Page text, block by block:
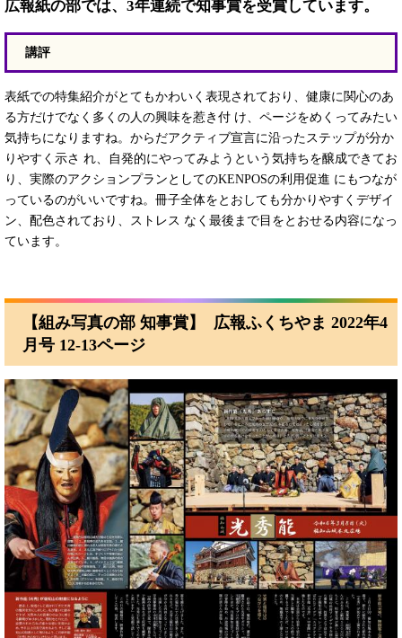
広報紙の部では、3年連続で知事賞を受賞しています。
講評
表紙での特集紹介がとてもかわいく表現されており、健康に関心のあ
る方だけでなく多くの人の興味を惹き付 け、ページをめくってみたい
気持ちになりますね。からだアクティブ宣言に沿ったステップが分か
りやすく示さ れ、自発的にやってみようという気持ちを醸成できてお
り、実際のアクションプランとしてのKENPOSの利用促進 にもつなが
っているのがいいですね。冊子全体をとおしても分かりやすくデザイ
ン、配色されており、ストレス なく最後まで目をとおせる内容になっ
ています。
【組み写真の部 知事賞】 広報ふくちやま 2022年4
月号 12-13ページ